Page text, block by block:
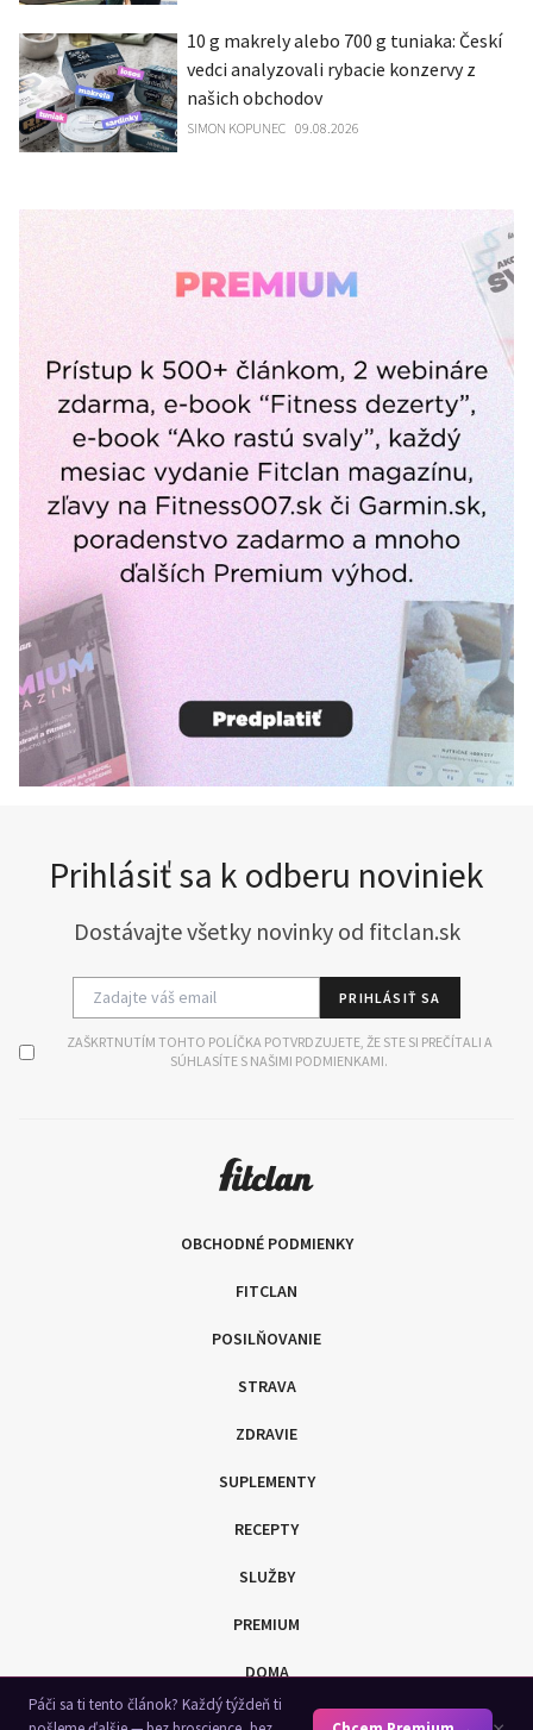
10 g makrely alebo 700 g tuniaka: Českí
vedci analyzovali rybacie konzervy z
našich obchodov
SIMON KOPUNEC 09.08.2026
Prihlásiť sa k odberu noviniek
Dostávajte všetky novinky od fitclan.sk
PRIHLÁSIŤ SA
ZAŠKRTNUTÍM TOHTO POLÍČKA POTVRDZUJETE, ŽE STE SI PREČÍTALI A
SÚHLASÍTE S NAŠIMI PODMIENKAMI.
OBCHODNÉ PODMIENKY
FITCLAN
POSILŇOVANIE
STRAVA
ZDRAVIE
SUPLEMENTY
RECEPTY
SLUŽBY
PREMIUM
DOMA
SHOP
Páči sa ti tento článok? Každý týždeň ti